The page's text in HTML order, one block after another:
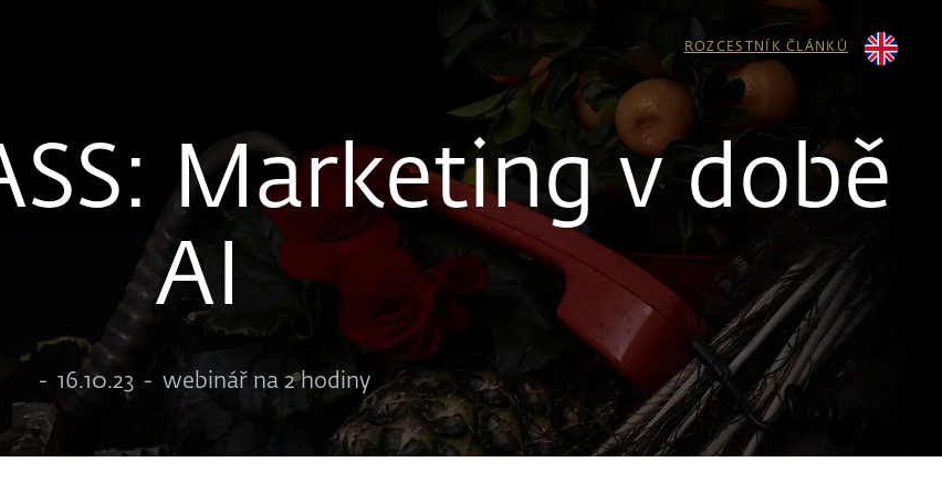
ROZCESTNÍK ČLÁNKŮ
Marketing v době
AI
- 16.10.23 - webinář na 2 hodiny